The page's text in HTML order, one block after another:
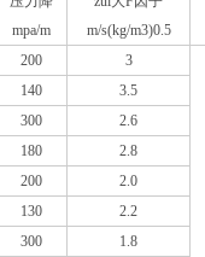
mpa/m
m/s(kg/m3)0.5
200 3
140
3.5
300
2.6
180
2.8
200
2.0
130
2.2
300 1.8